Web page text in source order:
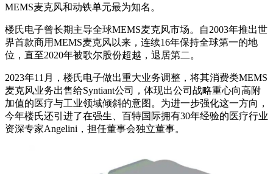
MEMS麦克风和动铁单元最为知名。
楼氏电子曾长期主导全球MEMS麦克风市场。自2003年推出世
界首款商用MEMS麦克风以来，连续16年保持全球第一的地
位，直至2020年被歌尔股份超越，退居第二。
2023年11月，楼氏电子做出重大业务调整，将其消费类MEMS
麦克风业务出售给Syntiant公司，体现出公司战略重心向高附
加值的医疗与工业领域倾斜的意图。为进一步强化这一方向，
今年楼氏还引进了在强生、百特国际拥有30年经验的医疗行业
资深专家Angelini，担任董事会独立董事。